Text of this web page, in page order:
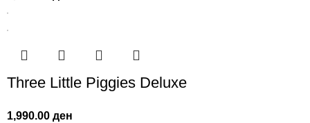
Three Little Piggies Deluxe
1,990.00ден